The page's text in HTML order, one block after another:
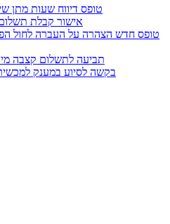
2356 – טופס דיווח שעות
2357 – אישור קבלת
266 – תביעה לתשלום קצבה
267 – בקשה לסיוע במענק